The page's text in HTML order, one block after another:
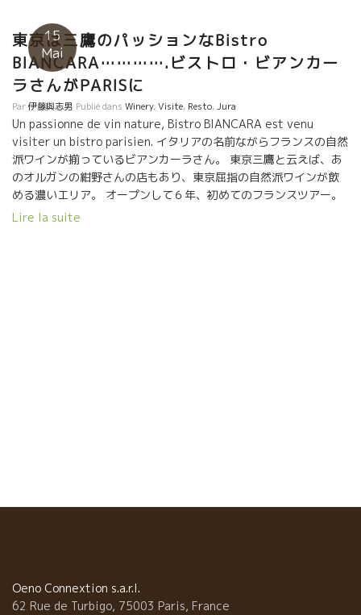
15
Mai
東京は三鷹のパッションなBistro
BIANCARA………….ビストロ・ビアンカー
ラさんがPARISに
Par伊藤與志男 Publié dans Winery,Visite, Resto,Jura
Un passionne de vin nature, Bistro BIANCARA est venu
visiter un bistro parisien. イタリアの名前ながらフランスの自然
派ワインが揃っているビアンカーラさん。 東京三鷹と云えば、あ
のオルガンの紺野さんの店もあり、東京屈指の自然派ワインが飲
める濃いエリア。 オープンして６年、初めてのフランスツアー。
昨日は、メゾン・ブリュレ、ニコラ・レオ、ジェローム・ソリー
Lire la suite
Oeno Connextion s.a.r.l.
62 Rue de Turbigo, 75003 Paris, France